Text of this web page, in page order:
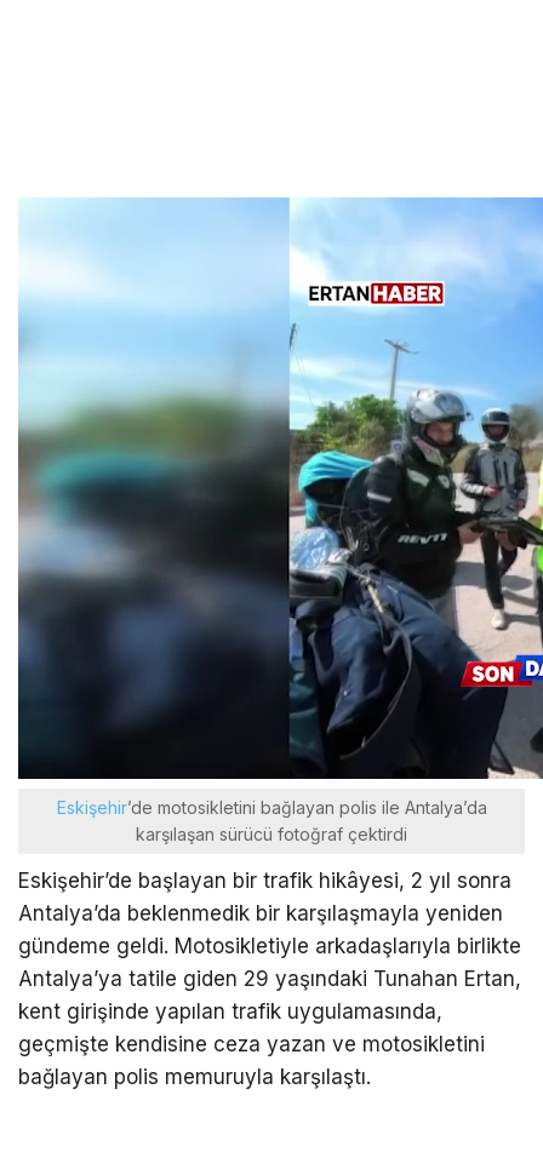
Eskişehir’de motosikletini bağlayan polis ile Antalya’da
karşılaşan sürücü fotoğraf çektirdi
Eskişehir’de başlayan bir trafik hikâyesi, 2 yıl sonra
Antalya’da beklenmedik bir karşılaşmayla yeniden
gündeme geldi. Motosikletiyle arkadaşlarıyla birlikte
Antalya’ya tatile giden 29 yaşındaki Tunahan Ertan,
kent girişinde yapılan trafik uygulamasında,
geçmişte kendisine ceza yazan ve motosikletini
bağlayan polis memuruyla karşılaştı.